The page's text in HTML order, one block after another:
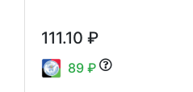
111.10 ₽
89 ₽